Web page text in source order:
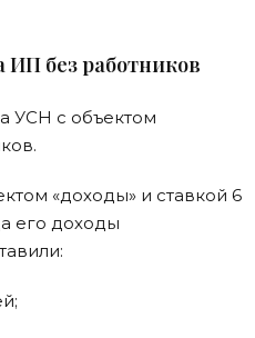
ИП без работников
УСН с объектом
«доходы» и ставкой 6
его доходы